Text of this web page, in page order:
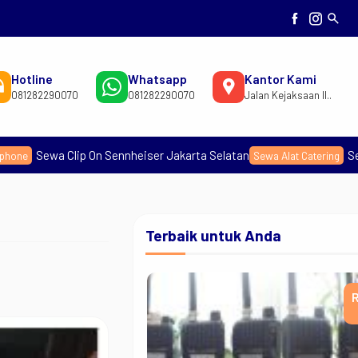
search
Hotline
081282290070
Whatsapp
081282290070
Kantor Kami
Jalan Kejaksaan II..
Jakarta Selatan Sewa Alat Catering Sewa Alat Lomba
Terbaik untuk Anda
/